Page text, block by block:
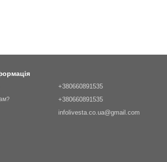
+380660891535
+380660891535
infolivesta.co.ua@gmail.com